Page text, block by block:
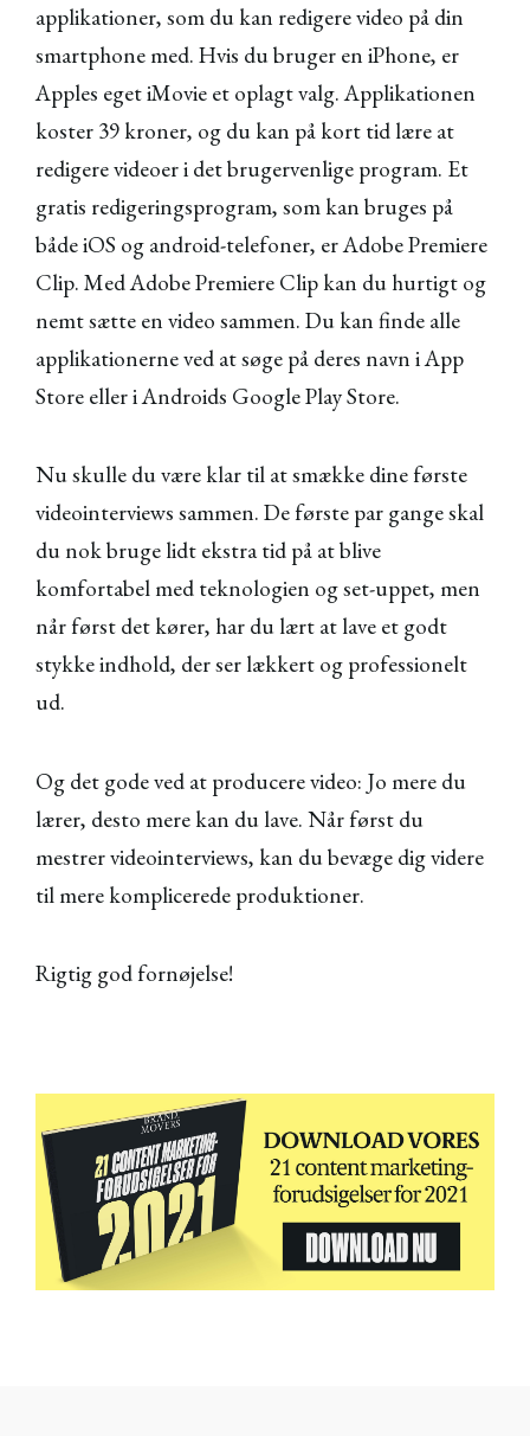
applikationer, som du kan redigere video på din
smartphone med. Hvis du bruger en iPhone, er
Apples eget iMovie et oplagt valg. Applikationen
koster 39 kroner, og du kan på kort tid lære at
redigere videoer i det brugervenlige program. Et
gratis redigeringsprogram, som kan bruges på
både iOS og android-telefoner, er Adobe Premiere
Clip. Med Adobe Premiere Clip kan du hurtigt og
nemt sætte en video sammen. Du kan finde alle
applikationerne ved at søge på deres navn i App
Store eller i Androids Google Play Store.
Nu skulle du være klar til at smække dine første
videointerviews sammen. De første par gange skal
du nok bruge lidt ekstra tid på at blive
komfortabel med teknologien og set-uppet, men
når først det kører, har du lært at lave et godt
stykke indhold, der ser lækkert og professionelt
ud.
Og det gode ved at producere video: Jo mere du
lærer, desto mere kan du lave. Når først du
mestrer videointerviews, kan du bevæge dig videre
til mere komplicerede produktioner.
Rigtig god fornøjelse!